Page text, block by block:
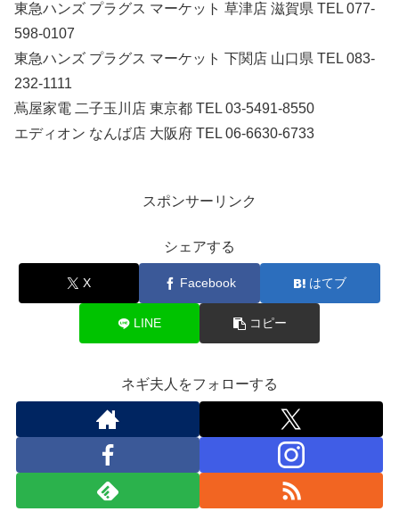
東急ハンズ プラグス マーケット 草津店 滋賀県 TEL 077-
598-0107
東急ハンズ プラグス マーケット 下関店 山口県 TEL 083-
232-1111
蔦屋家電 二子玉川店 東京都 TEL 03-5491-8550
エディオン なんば店 大阪府 TEL 06-6630-6733
スポンサーリンク
シェアする
X Facebook はてブ
LINE コピー
ネギ夫人をフォローする